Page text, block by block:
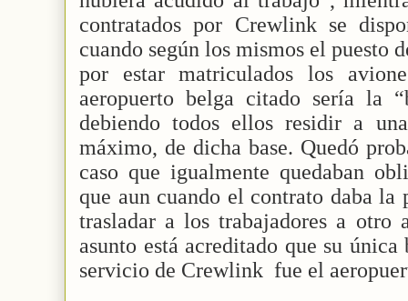
contratados por Crewlink se
cuando según los mismos el puesto
por estar matriculados los
aeropuerto belga citado sería la
debiendo todos ellos residir a
máximo, de dicha base. Quedó
caso que igualmente quedaban
que aun cuando el contrato daba la
trasladar a los trabajadores a otro
asunto está acreditado que su
servicio de Crewlink fue el